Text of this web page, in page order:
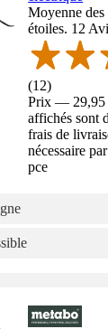
Moyenne
étoiles. 12
(12)
Prix — 29,95
affichés sont
frais de
nécessaire
pce